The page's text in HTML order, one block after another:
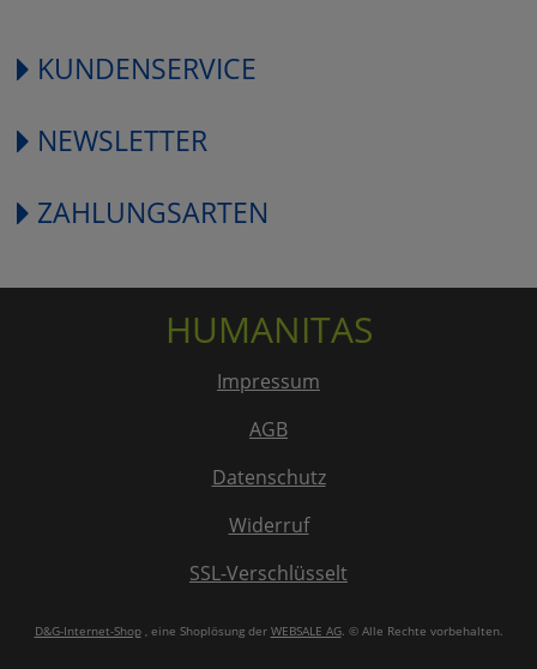
KUNDENSERVICE
NEWSLETTER
ZAHLUNGSARTEN
HUMANITAS
Impressum
AGB
Datenschutz
Widerruf
SSL-Verschlüsselt
D&G-Internet-Shop, eine Shoplösung der WEBSALE AG. © Alle Rechte vorbehalten.